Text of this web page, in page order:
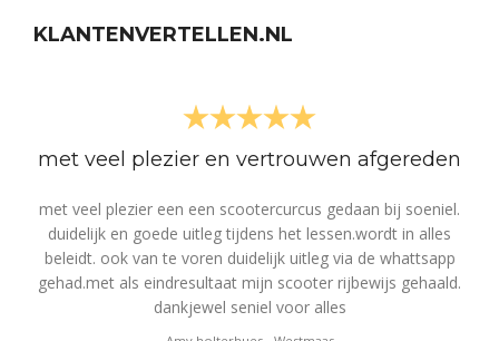
KLANTENVERTELLEN.NL
met veel plezier en vertrouwen afgereden
met veel plezier een een scootercurcus gedaan bij soeniel.
duidelijk en goede uitleg tijdens het lessen.wordt in alles
beleidt. ook van te voren duidelijk uitleg via de whattsapp
gehad.met als eindresultaat mijn scooter rijbewijs gehaald.
dankjewel seniel voor alles